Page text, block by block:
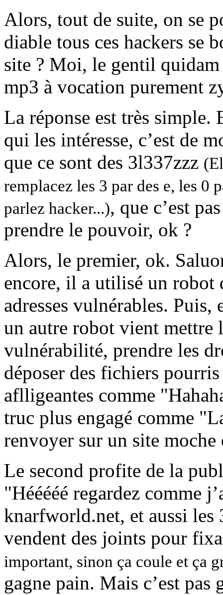
Alors, tout de suite, on se
diable tous ces hackers se
site ? Moi, le gentil
mp3 à vocation purement
La réponse est très simple.
qui les intéresse, c’est de
que ce sont des 3l337zzz
remplacez les 3 par des e, les 0
parlez hacker...), que c’est
prendre le pouvoir, ok ?
Alors, le premier, ok.
encore, il a utilisé un robot
adresses vulnérables. Puis,
un autre robot vient mettre
vulnérabilité, prendre les
déposer des fichiers
aflligeantes comme
truc plus engagé comme
renvoyer sur un site moche
Le second profite de la
"Hééééé regardez comme
knarfworld.net, et aussi les
vendent des joints pour
important, sinon ça coule et ça
gagne pain. Mais c’est pas